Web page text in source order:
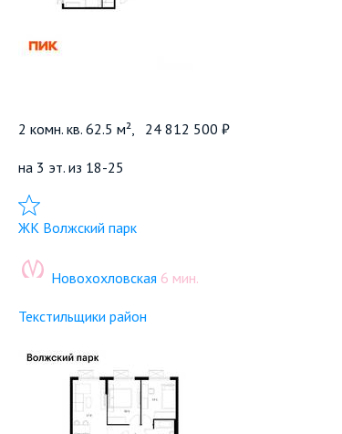
2 комн. кв. 62.5 м², 24 812 500 ₽
на 3 эт. из 18-25
Добавить в избранное
ЖК Волжский парк
Новохохловская 6 мин.
Текстильщики район